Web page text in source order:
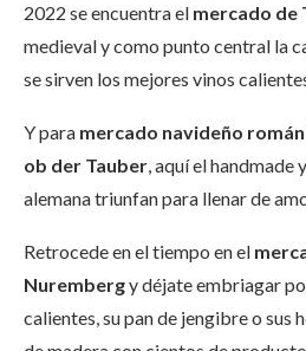
2022 se encuentra el mercado de
medieval y como punto central la
se sirven los mejores vinos
Y para mercado navideño
ob der Tauber, aquí el
alemana triunfan para llenar de
Retrocede en el tiempo en el
Nurembergy déjate embriagar
calientes, su pan de jengibre o sus